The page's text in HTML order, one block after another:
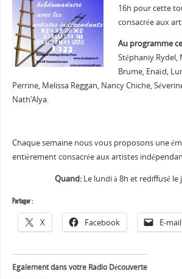
16h pour cette
consacrée aux
Au programme
Stéphaniy Rydel,
Brume, Enaïd,
Perrine, Melissa Reggan, Nancy Chiche,
Nath’Alya.
Chaque semaine nous vous proposons une
entièrement consacrée aux artistes
Quand: Le lundi à 8h et rediffusé le
Partager :
X Facebook E-mail
Egalement dans votre Radio Découverte